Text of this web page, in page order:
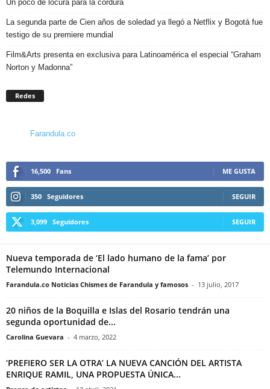
Un poco de locura para la cordura
La segunda parte de Cien años de soledad ya llegó a Netflix y Bogotá fue
testigo de su premiere mundial
Film&Arts presenta en exclusiva para Latinoamérica el especial “Graham
Norton y Madonna”
Redes
Farandula.co
16,500 Fans ME GUSTA
350 Seguidores SEGUIR
3,099 Seguidores SEGUIR
Nueva temporada de ‘El lado humano de la fama’ por
Telemundo Internacional
Farandula.co Noticias Chismes de Farandula y famosos - 13 julio, 2017
20 niños de la Boquilla e Islas del Rosario tendrán una
segunda oportunidad de...
Carolina Guevara - 4 marzo, 2022
‘PREFIERO SER LA OTRA’ LA NUEVA CANCIÓN DEL ARTISTA
ENRIQUE RAMIL, UNA PROPUESTA ÚNICA...